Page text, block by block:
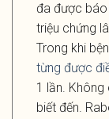
đa được
triệu chứng
Trong khi
từng được
1 lần.
biết đến.